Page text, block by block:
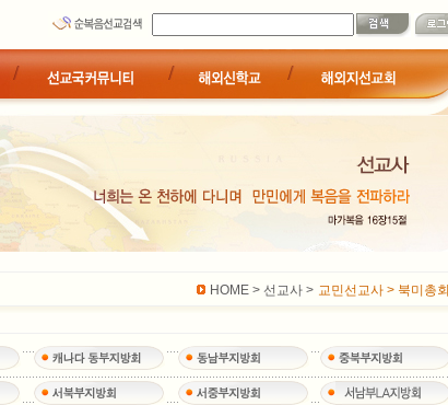
HOME > 선교사 > 교민선교사 > 북미총회